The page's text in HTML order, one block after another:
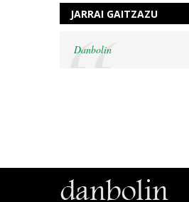
JARRAI GAITZAZU
Danbolin